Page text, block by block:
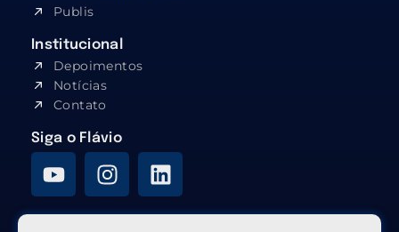
Publis
Institucional
Depoimentos
Notícias
Contato
Siga o Flávio